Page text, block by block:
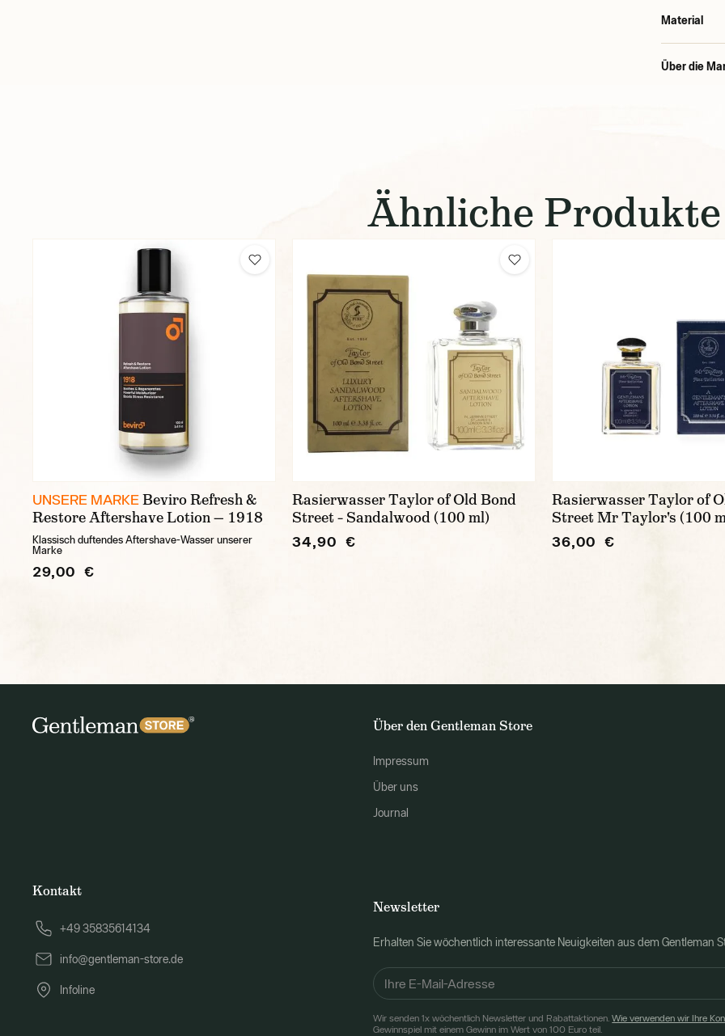
Material
Über die
Ähnliche Produkte
UNSERE MARKEBeviro Refresh &
Restore Aftershave Lotion — 1918
Klassisch duftendes Aftershave-Wasser unserer
Marke
29,00 €
Rasierwasser Taylor of Old Bond
Street – Sandalwood (100 ml)
34,90 €
Rasierwasser Taylor of
Street Mr Taylor's (100
36,00 €
Über den Gentleman Store
Impressum
Über uns
Journal
Newsletter
Erhalten Sie wöchentlich interessante Neuigkeiten aus dem Gentleman
Wir senden 1x wöchentlich Newsletter und Rabattaktionen.Wie verwenden wir Ihre
Gewinnspiel mit einem Gewinn im Wert von 100 Euro teil.
Kontakt
+49 35835614134
info@gentleman-store.de
Infoline